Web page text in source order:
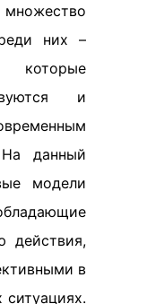
них –
которые
и
данный
модели
действия,
в